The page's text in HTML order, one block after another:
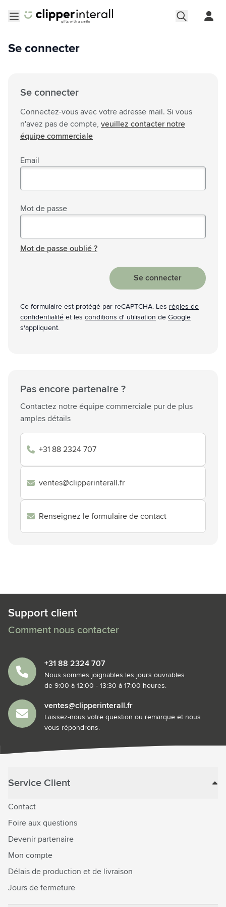
Se connecter
Se connecter
Connectez-vous avec votre adresse mail. Si vous
n'avez pas de compte, veuillez contacter notre
équipe commerciale
Email
Mot de passe
Mot de passe oublié ?
Se connecter
Ce formulaire est protégé par reCAPTCHA. Les règles de
confidentialité et les conditions d' utilisation de Google
s'appliquent.
Pas encore partenaire ?
Contactez notre équipe commerciale pur de plus
amples détails
+31 88 2324 707
ventes@clipperinterall.fr
Renseignez le formulaire de contact
Support client
Comment nous contacter
+31 88 2324 707
Nous sommes joignables les jours ouvrables
de 9:00 à 12:00 - 13:30 à 17:00 heures.
ventes@clipperinterall.fr
Laissez-nous votre question ou remarque et nous
vous répondrons.
Service Client
Contact
Foire aux questions
Devenir partenaire
Mon compte
Délais de production et de livraison
Jours de fermeture